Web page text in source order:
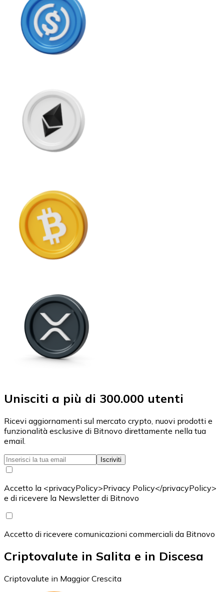
Unisciti a più di 300.000 utenti
Ricevi aggiornamenti sul mercato crypto, nuovi prodotti e
funzionalità esclusive di Bitnovo direttamente nella tua
email.
Iscriviti
Accetto la <privacyPolicy>Privacy Policy</privacyPolicy>
e di ricevere la Newsletter di Bitnovo
Accetto di ricevere comunicazioni commerciali da Bitnovo
Criptovalute in Salita e in Discesa
Criptovalute in Maggior Crescita